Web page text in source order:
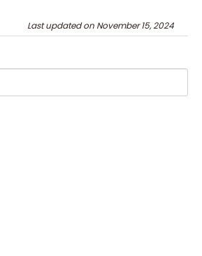
Last updated on November 15, 2024